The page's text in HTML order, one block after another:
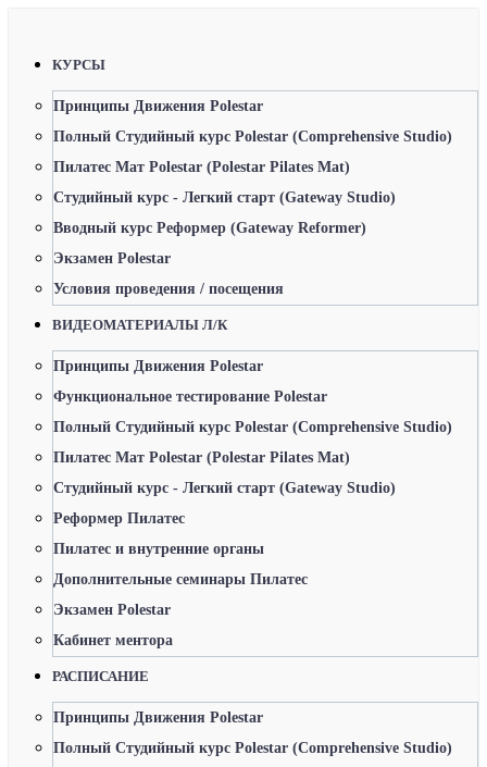
КУРСЫ
Принципы Движения Polestar
Полный Студийный курс Polestar (Comprehensive Studio)
Пилатес Мат Polestar (Polestar Pilates Mat)
Студийный курс - Легкий старт (Gateway Studio)
Вводный курс Реформер (Gateway Reformer)
Экзамен Polestar
Условия проведения / посещения
ВИДЕОМАТЕРИАЛЫ Л/К
Принципы Движения Polestar
Функциональное тестирование Polestar
Полный Студийный курс Polestar (Comprehensive Studio)
Пилатес Мат Polestar (Polestar Pilates Mat)
Студийный курс - Легкий старт (Gateway Studio)
Реформер Пилатес
Пилатес и внутренние органы
Дополнительные семинары Пилатес
Экзамен Polestar
Кабинет ментора
РАСПИСАНИЕ
Принципы Движения Polestar
Полный Студийный курс Polestar (Comprehensive Studio)